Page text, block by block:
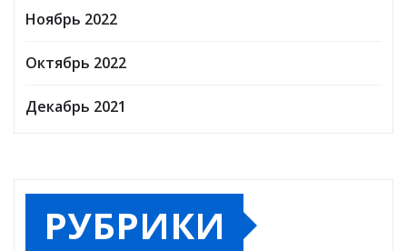
Ноябрь 2022
Октябрь 2022
Декабрь 2021
РУБРИКИ